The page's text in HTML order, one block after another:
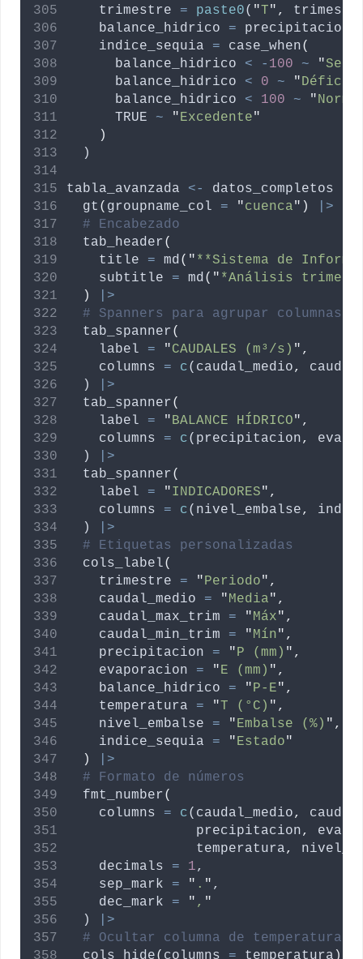
trimestre = paste0( "T" ,
balance_hidrico
= precipitacion
indice_sequia
= case_when(
balance_hidrico
< - 100 ~ "
balance_hidrico
< 0 ~ "Déficit
balance_hidrico
< 100 ~ "
TRUE
~ "Excedente"
)
  )
tabla_avanzada <- datos_completos
  gt
( groupname_col = "cuenca" )
|>
# Encabezado
  tab_header
(
title
= md( " **Sistema de
subtitle
= md( " *Análisis
)
|>
# Spanners para agrupar columnas
  tab_spanner
(
label
= "CAUDALES (m³/s) " ,
columns
= c( caudal_medio,
  )
|>
  tab_spanner
(
label
= "BALANCE HÍDRICO" ,
columns
= c( precipitacion,
  )
|>
  tab_spanner
(
label
= "INDICADORES" ,
columns
= c( nivel_embalse,
  )
|>
# Etiquetas personalizadas
  cols_label
(
trimestre
= "Periodo" ,
caudal_medio
= "Media" ,
caudal_max_trim
= "Máx" ,
caudal_min_trim
= "Mín" ,
precipitacion
= "P (mm) " ,
evaporacion
= "E (mm) " ,
balance_hidrico
= "P-E" ,
temperatura
= "T (°C) " ,
nivel_embalse
= "Embalse (%) " ,
indice_sequia
= "Estado"
)
|>
# Formato de números
  fmt_number
(
columns
= c( caudal_medio,
precipitacion,
temperatura,
decimals
= 1,
sep_mark
= " . " ,
dec_mark
= " , "
  )
|>
# Ocultar columna de temperatura
  cols_hide
( columns = temperatura )